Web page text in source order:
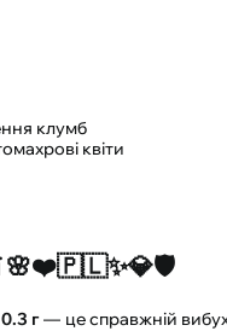
клумб
квіти
🌸❤️🇵🇱✨💎🛡️
0.3 г— це справжній